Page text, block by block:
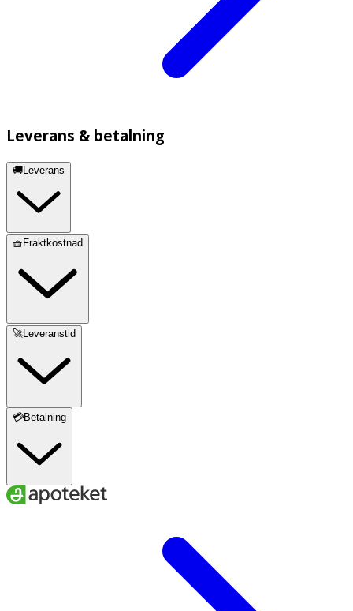
Leverans & betalning
🚚Leverans
🧺Fraktkostnad
🚀Leveranstid
💳Betalning